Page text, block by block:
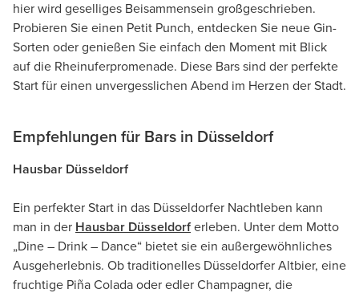
hier wird geselliges Beisammensein großgeschrieben.
Probieren Sie einen Petit Punch, entdecken Sie neue Gin-
Sorten oder genießen Sie einfach den Moment mit Blick
auf die Rheinuferpromenade. Diese Bars sind der perfekte
Start für einen unvergesslichen Abend im Herzen der Stadt.
Empfehlungen für Bars in Düsseldorf
Hausbar Düsseldorf
Ein perfekter Start in das Düsseldorfer Nachtleben kann
man in der Hausbar Düsseldorf erleben. Unter dem Motto
„Dine – Drink – Dance“ bietet sie ein außergewöhnliches
Ausgeherlebnis. Ob traditionelles Düsseldorfer Altbier, eine
fruchtige Piña Colada oder edler Champagner, die